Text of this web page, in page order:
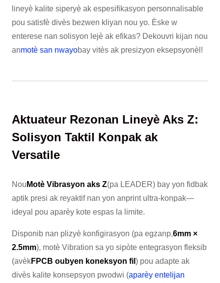
lineyè kalite siperyè ak espesifikasyon personnalisable
pou satisfè divès bezwen kliyan nou yo. Èske w
enterese nan solisyon lejè ak efikas? Dekouvri kijan nou
anmotè san nwayobay vitès ak presizyon eksepsyonèl!
Aktuateur Rezonan Lineyè Aks Z:
Solisyon Taktil Konpak ak
Versatile
Nou Motè Vibrasyon aks Z(pa LEADER) bay yon fidbak
aptik presi ak reyaktif nan yon anprint ultra-konpak—
ideyal pou aparèy kote espas la limite.
Disponib nan plizyè konfigirasyon (pa egzanp,6mm ×
2.5mm), motè Vibration sa yo sipòte entegrasyon fleksib
(avèkFPCB oubyen koneksyon fil) pou adapte ak
divès kalite konsepsyon pwodwi (aparèy entelijan